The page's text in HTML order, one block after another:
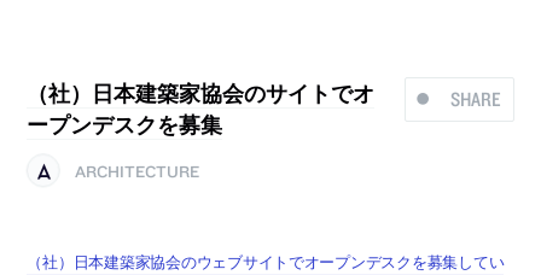
SHARE
（社）日本建築家協会のサイトでオ
ープンデスクを募集
ARCHITECTURE
（社）日本建築家協会のウェブサイトでオープンデスクを募集してい